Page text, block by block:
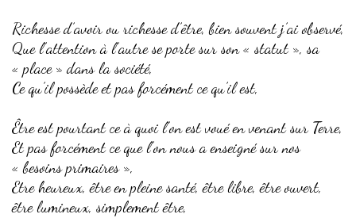
Richesse d’avoir ou richesse d’être, bien souvent j’ai observé,
Que l’attention à l’autre se porte sur son « statut », sa
« place » dans la société,
Ce qu’il possède et pas forcément ce qu’il est,
Être est pourtant ce à quoi l’on est voué en venant sur Terre,
Et pas forcément ce que l’on nous a enseigné sur nos
« besoins primaires »,
Etre heureux, être en pleine santé, être libre, être ouvert,
être lumineux, simplement être,